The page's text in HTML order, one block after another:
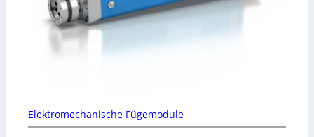
Elektromechanische Fügemodule